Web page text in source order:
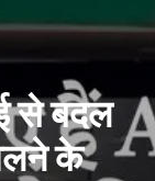
से बदल
के